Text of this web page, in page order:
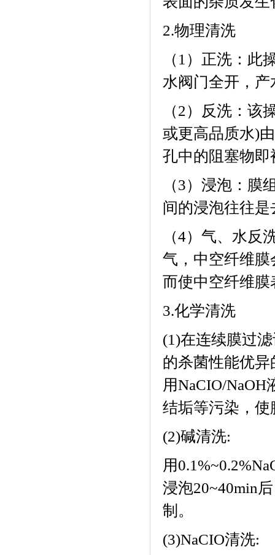
2.物理清洗
（ 1 ）正洗：此
水阀门全开，
（2）反洗：该
或更高品质水)
孔中的阻塞物即
（3）浸泡：膜
间的浸泡往往
（4）气、水反
气，中空纤维
而使中空纤维
3.化学清洗
(1)在连续膜过
的杀菌性能优
用NaCIO/NaOH
结垢等污染，
(2)碱清洗:
用
浸泡20~40min
制。
(3)NaCIO清洗: